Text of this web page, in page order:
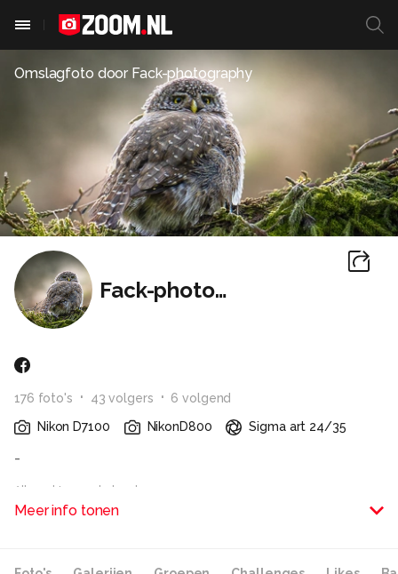
Omslagfoto door Fack-photography
Fack-photography
176 foto's 43 volgers 6 volgend
Nikon D7100
NikonD800 Sigma art 24/35
-
Alle rechten voorbehouden
Meer info tonen